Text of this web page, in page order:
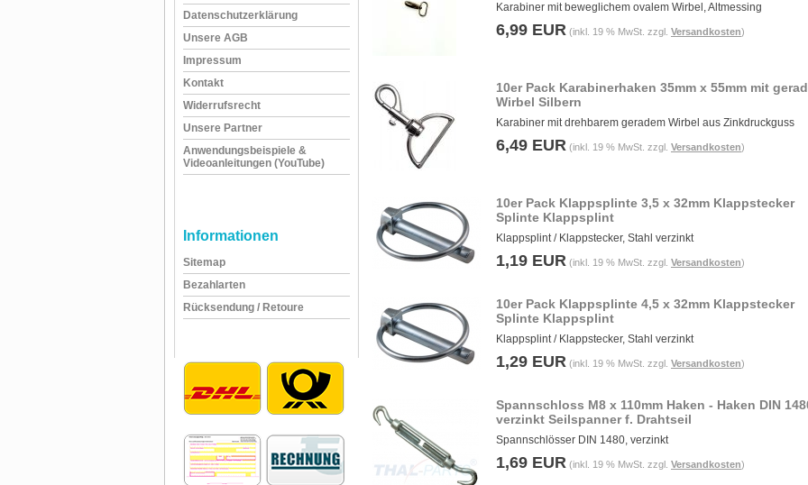
Datenschutzerklärung
Unsere AGB
Impressum
Kontakt
Widerrufsrecht
Unsere Partner
Anwendungsbeispiele &
Videoanleitungen (YouTube)
Informationen
Sitemap
Bezahlarten
Rücksendung / Retoure
Karabiner mit beweglichem ovalem Wirbel, Altmessing
6,99 EUR (inkl. 19 % MwSt. zzgl. Versandkosten)
10er Pack Karabinerhaken 35mm x 55mm mit
Wirbel Silbern
Karabiner mit drehbarem geradem Wirbel aus Zinkdruckguss
6,49 EUR (inkl. 19 % MwSt. zzgl. Versandkosten)
10er Pack Klappsplinte 3,5 x 32mm Klappstecker
Splinte Klappsplint
Klappsplint / Klappstecker, Stahl verzinkt
1,19 EUR (inkl. 19 % MwSt. zzgl. Versandkosten)
10er Pack Klappsplinte 4,5 x 32mm Klappstecker
Splinte Klappsplint
Klappsplint / Klappstecker, Stahl verzinkt
1,29 EUR (inkl. 19 % MwSt. zzgl. Versandkosten)
Spannschloss M8 x 110mm Haken - Haken DIN
verzinkt Seilspanner f. Drahtseil
Spannschlösser DIN 1480, verzinkt
1,69 EUR (inkl. 19 % MwSt. zzgl. Versandkosten)